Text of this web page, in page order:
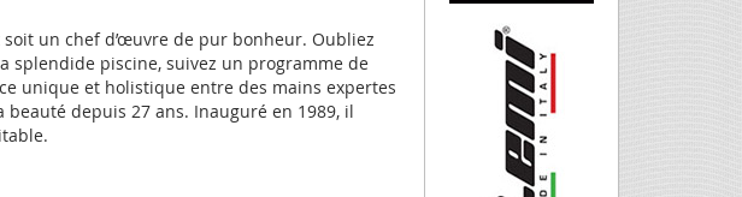
un chef d’œuvre de pur bonheur. Oubliez
splendide piscine, suivez un programme de
unique et holistique entre des mains expertes
beauté depuis 27 ans. Inauguré en 1989, il